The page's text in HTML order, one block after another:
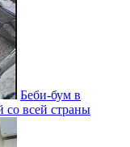
Беби-бум в
со всей страны